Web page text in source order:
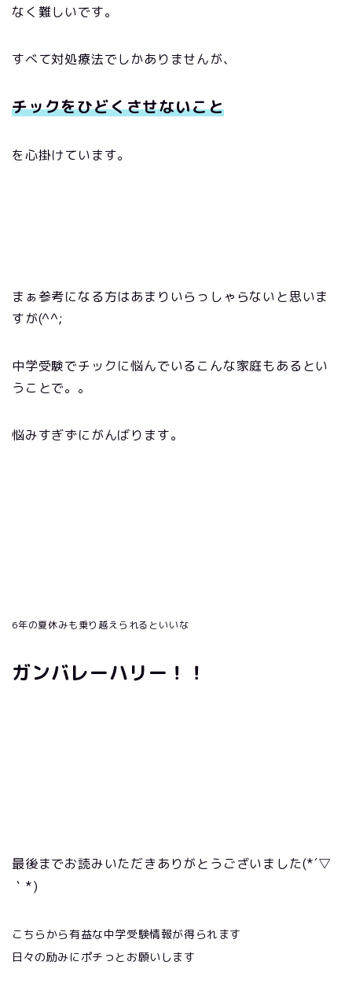
なく難しいです。
すべて対処療法でしかありませんが、
チックをひどくさせないこと
を心掛けています。
まぁ参考になる方はあまりいらっしゃらないと思いま
すが(^^;
中学受験でチックに悩んでいるこんな家庭もあるとい
うことで。。
悩みすぎずにがんばります。
6年の夏休みも乗り越えられるといいな
ガンバレーハリー！！
最後までお読みいただきありがとうございました(*´▽
｀ *)
こちらから有益な中学受験情報が得られます
日々の励みにポチっとお願いします